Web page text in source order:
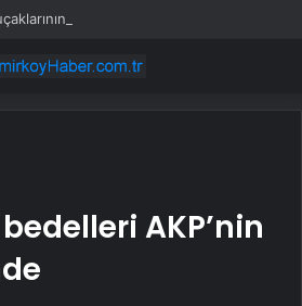
AKP’nin